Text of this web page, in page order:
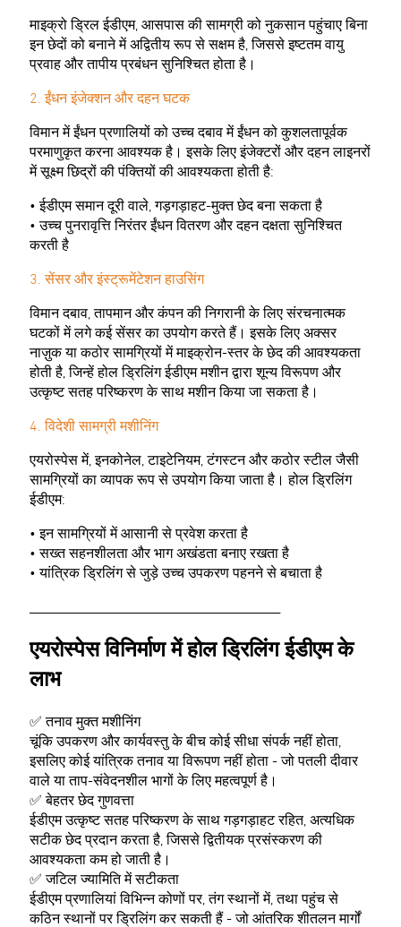
माइक्रो ड्रिल ईडीएम, आसपास की सामग्री को नुकसान पहुंचाए बिना
इन छेदों को बनाने में अद्वितीय रूप से सक्षम है, जिससे इष्टतम वायु
प्रवाह और तापीय प्रबंधन सुनिश्चित होता है।
2. ईंधन इंजेक्शन और दहन घटक
विमान में ईंधन प्रणालियों को उच्च दबाव में ईंधन को कुशलतापूर्वक
परमाणुकृत करना आवश्यक है। इसके लिए इंजेक्टरों और दहन लाइनरों
में सूक्ष्म छिद्रों की पंक्तियों की आवश्यकता होती है:
• ईडीएम समान दूरी वाले, गड़गड़ाहट-मुक्त छेद बना सकता है
• उच्च पुनरावृत्ति निरंतर ईंधन वितरण और दहन दक्षता सुनिश्चित
करती है
3. सेंसर और इंस्ट्रूमेंटेशन हाउसिंग
विमान दबाव, तापमान और कंपन की निगरानी के लिए संरचनात्मक
घटकों में लगे कई सेंसर का उपयोग करते हैं। इसके लिए अक्सर
नाज़ुक या कठोर सामग्रियों में माइक्रोन-स्तर के छेद की आवश्यकता
होती है, जिन्हें होल ड्रिलिंग ईडीएम मशीन द्वारा शून्य विरूपण और
उत्कृष्ट सतह परिष्करण के साथ मशीन किया जा सकता है।
4. विदेशी सामग्री मशीनिंग
एयरोस्पेस में, इनकोनेल, टाइटेनियम, टंगस्टन और कठोर स्टील जैसी
सामग्रियों का व्यापक रूप से उपयोग किया जाता है। होल ड्रिलिंग
ईडीएम:
• इन सामग्रियों में आसानी से प्रवेश करता है
• सख्त सहनशीलता और भाग अखंडता बनाए रखता है
• यांत्रिक ड्रिलिंग से जुड़े उच्च उपकरण पहनने से बचाता है
एयरोस्पेस विनिर्माण में होल ड्रिलिंग ईडीएम के
लाभ
✅ तनाव मुक्त मशीनिंग
चूंकि उपकरण और कार्यवस्तु के बीच कोई सीधा संपर्क नहीं होता,
इसलिए कोई यांत्रिक तनाव या विरूपण नहीं होता - जो पतली दीवार
वाले या ताप-संवेदनशील भागों के लिए महत्वपूर्ण है।
✅ बेहतर छेद गुणवत्ता
ईडीएम उत्कृष्ट सतह परिष्करण के साथ गड़गड़ाहट रहित, अत्यधिक
सटीक छेद प्रदान करता है, जिससे द्वितीयक प्रसंस्करण की
आवश्यकता कम हो जाती है।
✅ जटिल ज्यामिति में सटीकता
ईडीएम प्रणालियां विभिन्न कोणों पर, तंग स्थानों में, तथा पहुंच से
कठिन स्थानों पर ड्रिलिंग कर सकती हैं - जो आंतरिक शीतलन मार्गों